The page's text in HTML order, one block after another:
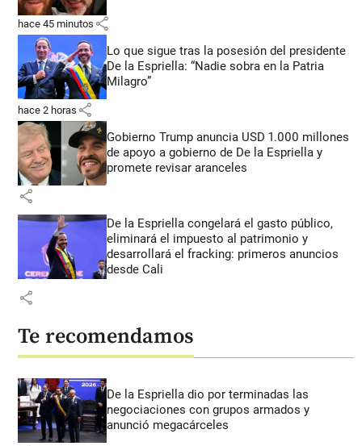
hace 45 minutos share
Lo que sigue tras la posesión del presidente
De la Espriella: “Nadie sobra en la Patria
Milagro”
hace 2 horas share
Gobierno Trump anuncia USD 1.000 millones
de apoyo a gobierno de De la Espriella y
promete revisar aranceles
share
De la Espriella congelará el gasto público,
eliminará el impuesto al patrimonio y
desarrollará el fracking: primeros anuncios
desde Cali
share
Te recomendamos
De la Espriella dio por terminadas las
negociaciones con grupos armados y
anunció megacárceles